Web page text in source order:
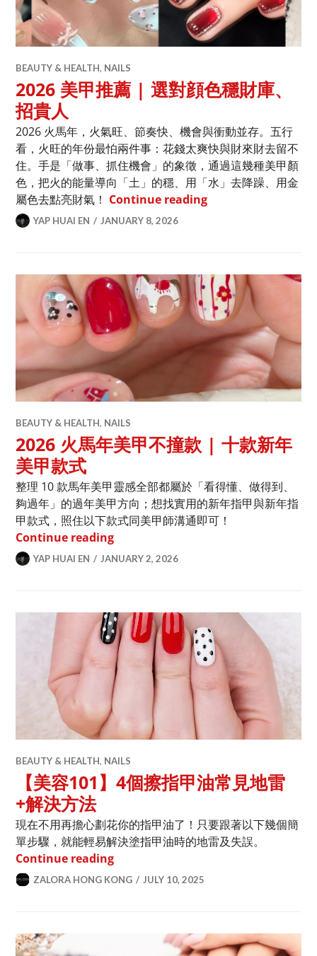
BEAUTY & HEALTH, NAILS
2026 美甲推薦 | 選對顔色穩財庫、
招貴人
2026 火馬年，火氣旺、節奏快、機會與衝動並存。五行
看，火旺的年份最怕兩件事：花錢太爽快與財來財去留不
住。手是「做事、抓住機會」的象徵，通過這幾種美甲顏
色，把火的能量導向「土」的穩、用「水」去降躁、用金
屬色去點亮財氣！ Continue reading2026 美甲推薦 | 選
YAP HUAI EN JANUARY 8, 2026
BEAUTY & HEALTH, NAILS
2026 火馬年美甲不撞款 | 十款新年
美甲款式
整理 10 款馬年美甲靈感全部都屬於「看得懂、做得到、
夠過年」的過年美甲方向；想找實用的新年指甲與新年指
甲款式，照住以下款式同美甲師溝通即可！
Continue reading2026 火馬年美甲不撞款 | 十款新年美甲
YAP HUAI EN JANUARY 2, 2026
BEAUTY & HEALTH, NAILS
【美容101】4個擦指甲油常見地雷
+解決方法
現在不用再擔心劃花你的指甲油了！只要跟著以下幾個簡
單步驟，就能輕易解決塗指甲油時的地雷及失誤。
Continue reading【美容101】4個擦指甲油常見地雷+解
ZALORA HONG KONG JULY 10, 2025